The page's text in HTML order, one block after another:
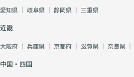
愛知県 ｜ 岐阜県 ｜ 静岡県 ｜ 三重県
近畿
大阪府 ｜ 兵庫県 ｜ 京都府 ｜ 滋賀県 ｜ 奈良県 ｜
中国・四国